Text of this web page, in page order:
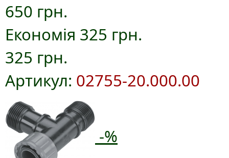
650 грн.
Економія 325 грн.
325 грн.
Артикул: 02755-20.000.00
-%